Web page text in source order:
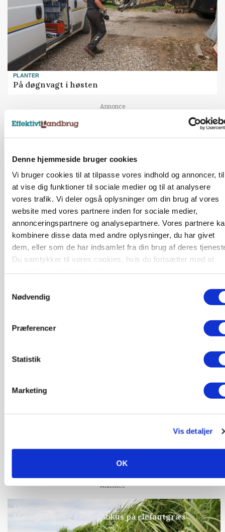
Denne hjemmeside bruger cookies
Vi bruger cookies til at tilpasse vores indhold og annoncer, til
at vise dig funktioner til sociale medier og til at analysere
vores trafik. Vi deler også oplysninger om din brug af vores
website med vores partnere inden for sociale medier,
annonceringspartnere og analysepartnere. Vores partnere
kombinere disse data med andre oplysninger, du har givet
dem, eller som de har indsamlet fra din brug af deres
Du samtykker til vores cookies, hvis du fortsætter med at
Nødvendig
Præferencer
Statistik
Marketing
Vis detaljer
OK
PLANTER
På døgnvagt i høsten
Annonce
Loading...
katastrofe
Forserie til selvkørende skårlægger afprøves i år
Annonce
ARRANGEMENT
Markvandring sætter fokus på elefantgræs